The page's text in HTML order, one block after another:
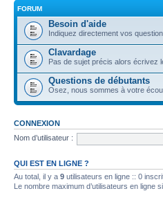
FORUM
Besoin d'aide
Indiquez directement vos
Clavardage
Pas de sujet précis alors écrivez
Questions de débutants
Osez, nous sommes à votre
CONNEXION
Nom d’utilisateur :
QUI EST EN LIGNE ?
Au total, il y a 9 utilisateurs en ligne :: 0
Le nombre maximum d’utilisateurs en ligne